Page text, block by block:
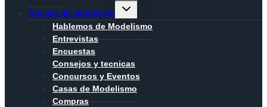
Rincón del Modelista
Alternar
menú
hijo
Hablemos de Modelismo
Entrevistas
Encuestas
Consejos y tecnicas
Concursos y Eventos
Casas de Modelismo
Compras